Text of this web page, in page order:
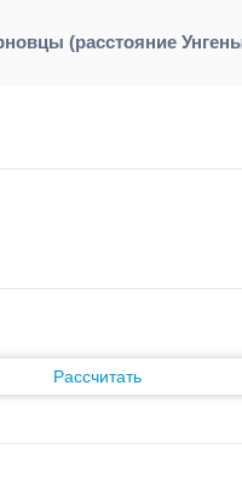
(расстояние
Рассчитать